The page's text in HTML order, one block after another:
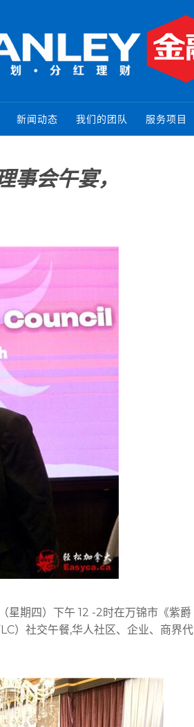
新闻动态 我们的团队 服务项目
事会午宴，
期四）下午 12 -2时在万锦市《紫爵
）社交午餐,华人社区、企业、商界代